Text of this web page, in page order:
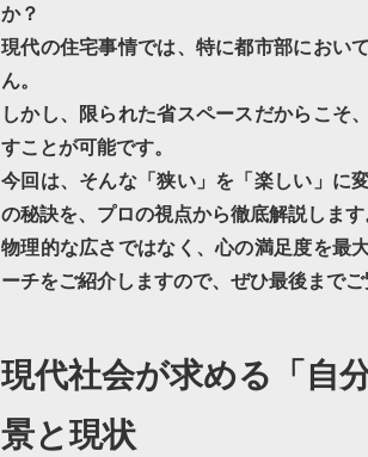
か？
現代の住宅事情では、特に都市部におい
ん。
しかし、限られた省スペースだからこそ
すことが可能です。
今回は、そんな「狭い」を「楽しい」に
の秘訣を、プロの視点から徹底解説します
物理的な広さではなく、心の満足度を最
ーチをご紹介しますので、ぜひ最後までご
現代社会が求める「自
景と現状